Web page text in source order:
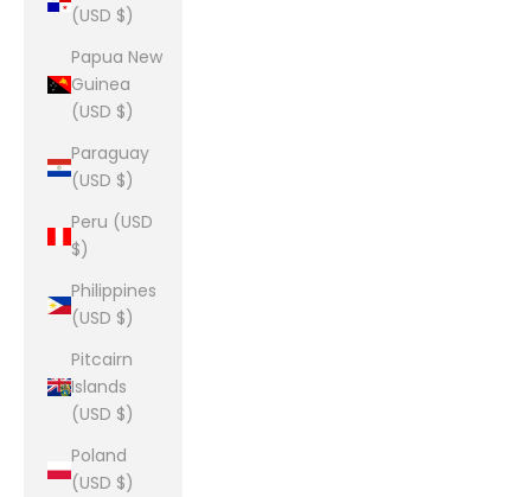
(USD $)
Papua New
Guinea
(USD $)
Paraguay
(USD $)
Peru (USD
$)
Philippines
(USD $)
Pitcairn
Islands
(USD $)
Poland
(USD $)